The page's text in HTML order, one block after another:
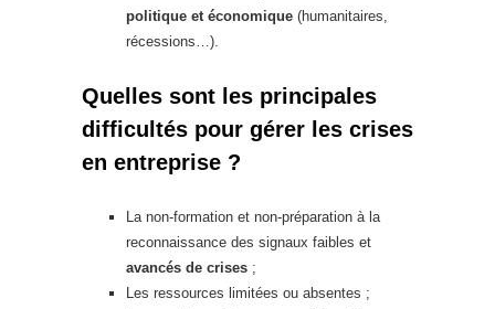
politique et économique (humanitaires,
récessions…).
Quelles sont les principales
difficultés pour gérer les crises
en entreprise ?
La non-formation et non-préparation à la
reconnaissance des signaux faibles et
avancés de crises ;
Les ressources limitées ou absentes ;